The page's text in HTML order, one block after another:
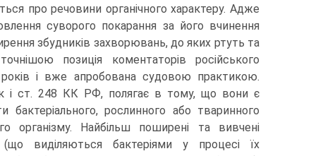
про речовини органічного характеру. Адже
суворого покарання за його вчинення
збудників захворювань, до яких ртуть та
позиція коментаторів російського
років і вже апробована судовою практикою.
і ст. 248 КК РФ, полягає в тому, що вони є
рослинного або тваринного
організму. Найбільш поширені та вивчені
(що виділяються бактеріями у процесі їх